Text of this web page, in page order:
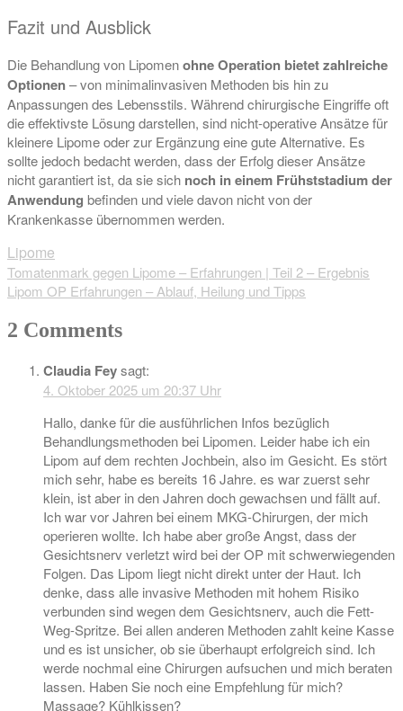
Fazit und Ausblick
Die Behandlung von Lipomenohne Operation bietet zahlreiche
Optionen– von minimalinvasiven Methoden bis hin zu
Anpassungen des Lebensstils. Während chirurgische Eingriffe oft
die effektivste Lösung darstellen, sind nicht-operative Ansätze für
kleinere Lipome oder zur Ergänzung eine gute Alternative. Es
sollte jedoch bedacht werden, dass der Erfolg dieser Ansätze
nicht garantiert ist, da sie sich noch in einem Frühststadium der
Anwendung befinden und viele davon nicht von der
Krankenkasse übernommen werden.
Lipome
Beitragsnavigation
Tomatenmark gegen Lipome – Erfahrungen | Teil 2 – Ergebnis
Lipom OP Erfahrungen – Ablauf, Heilung und Tipps
2 Comments
Claudia Feysagt:
4. Oktober 2025 um 20:37 Uhr
Hallo, danke für die ausführlichen Infos bezüglich
Behandlungsmethoden bei Lipomen. Leider habe ich ein
Lipom auf dem rechten Jochbein, also im Gesicht. Es stört
mich sehr, habe es bereits 16 Jahre. es war zuerst sehr
klein, ist aber in den Jahren doch gewachsen und fällt auf.
Ich war vor Jahren bei einem MKG-Chirurgen, der mich
operieren wollte. Ich habe aber große Angst, dass der
Gesichtsnerv verletzt wird bei der OP mit schwerwiegenden
Folgen. Das Lipom liegt nicht direkt unter der Haut. Ich
denke, dass alle invasive Methoden mit hohem Risiko
verbunden sind wegen dem Gesichtsnerv, auch die Fett-
Weg-Spritze. Bei allen anderen Methoden zahlt keine Kasse
und es ist unsicher, ob sie überhaupt erfolgreich sind. Ich
werde nochmal eine Chirurgen aufsuchen und mich beraten
lassen. Haben Sie noch eine Empfehlung für mich?
Massage? Kühlkissen?